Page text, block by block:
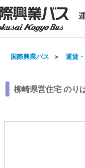
国際興業バス ＞ 運賃
柳崎県営住宅 のり